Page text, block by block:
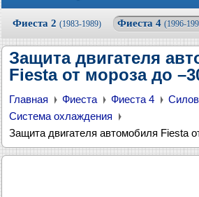
Фиеста 2 (1983-1989) Фиеста 4 (1996-
Защита двигателя
Fiesta от мороза до
Главная Фиеста Фиеста 4
Система охлаждения
Защита двигателя автомобиля Fiesta